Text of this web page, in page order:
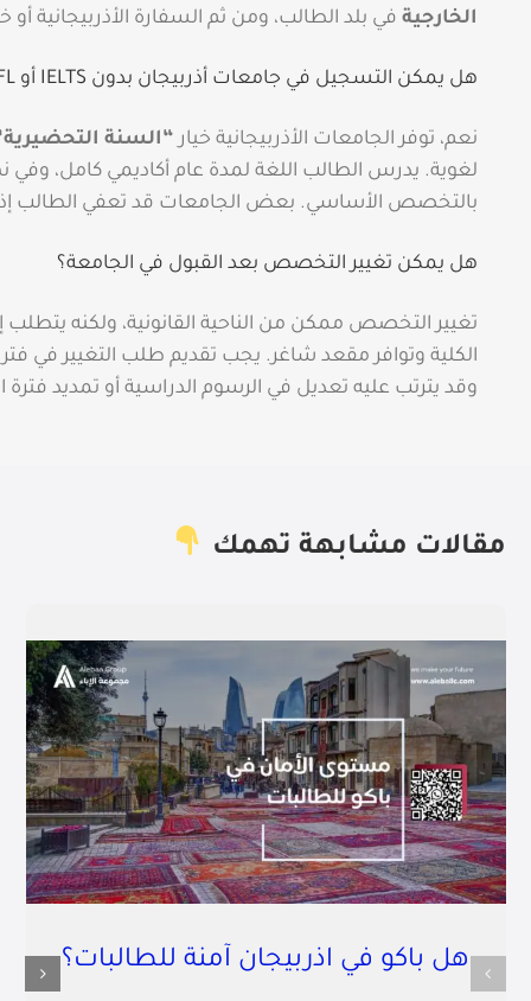
الخارجيةفي بلد الطالب، ومن ثم السفارة الأذربيجانية أو
هل يمكن التسجيل في جامعات أذربيجان بدون IELTS أو TOEFL؟
نعم، توفر الجامعات الأذربيجانية خيار “السنة
لغوية. يدرس الطالب اللغة لمدة عام أكاديمي كامل، وفي
بالتخصص الأساسي. بعض الجامعات قد تعفي الطالب إذا
هل يمكن تغيير التخصص بعد القبول في الجامعة؟
تغيير التخصص ممكن من الناحية القانونية، ولكنه
الكلية وتوافر مقعد شاغر. يجب تقديم طلب التغيير في
وقد يترتب عليه تعديل في الرسوم الدراسية أو تمديد فترة
مقالات مشابهة تهمك
هل باكو في اذربيجان آمنة للطالبات؟